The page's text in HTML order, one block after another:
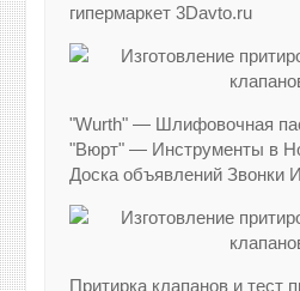
гипермаркет 3Davto.ru
"Wurth" — Шлифовочная
"Вюрт" — Инструменты в
Доска объявлений Звонки
Притирка клапанов и тест